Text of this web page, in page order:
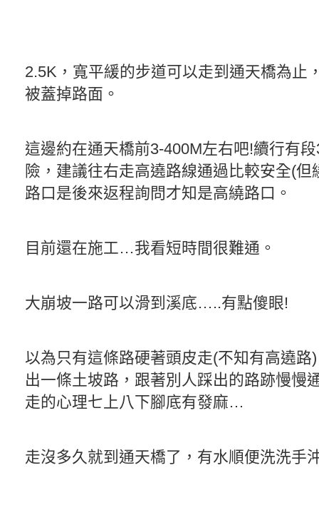
2.5K，寬平緩的步道可以走到通天橋為止
被蓋掉路面。
這邊約在通天橋前3-400M左右吧!續行有
險，建議往右走高遶路線通過比較安全(但
路口是後來返程詢問才知是高繞路口。
目前還在施工…我看短時間很難通。
大崩坡一路可以滑到溪底…..有點傻眼!
以為只有這條路硬著頭皮走(不知有高遶路
出一條土坡路，跟著別人踩出的路跡慢慢
走的心理七上八下腳底有發麻…
走沒多久就到通天橋了，有水順便洗洗手